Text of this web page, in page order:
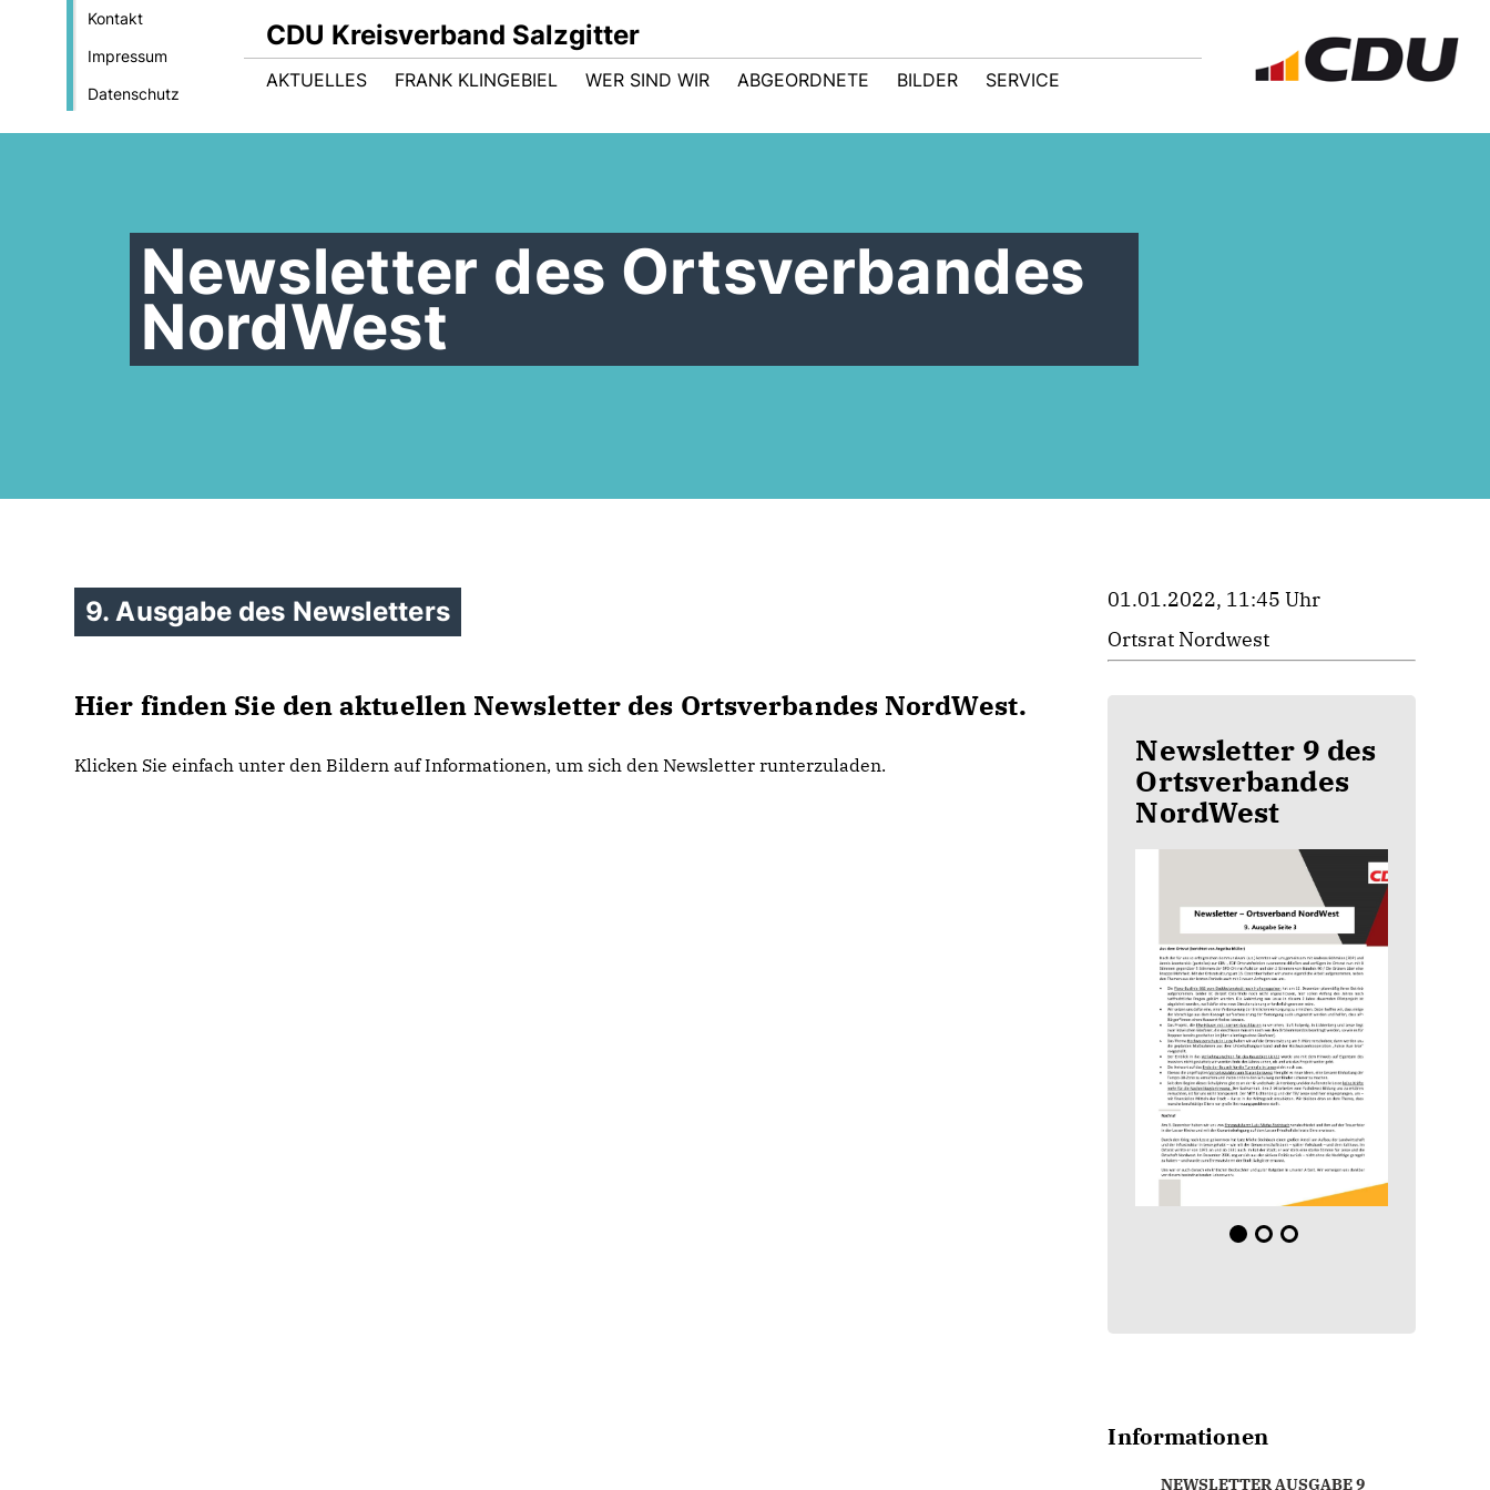
Kontakt
Impressum
Datenschutz
CDU Kreisverband Salzgitter
AKTUELLES FRANK KLINGEBIEL WER SIND WIR ABGEORDNETE BILDER SERVICE
Newsletter des Ortsverbandes
NordWest
9. Ausgabe des Newsletters
Hier finden Sie den aktuellen Newsletter des Ortsverbandes NordWest.
Klicken Sie einfach unter den Bildern auf Informationen, um sich den Newsletter runterzuladen.
01.01.2022, 11:45 Uhr
Ortsrat Nordwest
Newsletter 9 des
Ortsverbandes
NordWest
Informationen
NEWSLETTER AUSGABE 9